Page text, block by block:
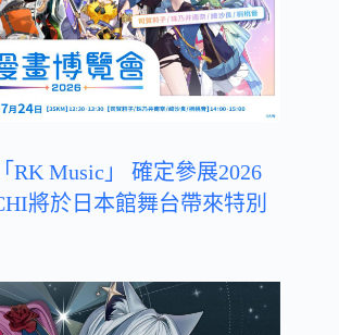
RK Music」 確定參展2026
將於日本館舞台帶來特別